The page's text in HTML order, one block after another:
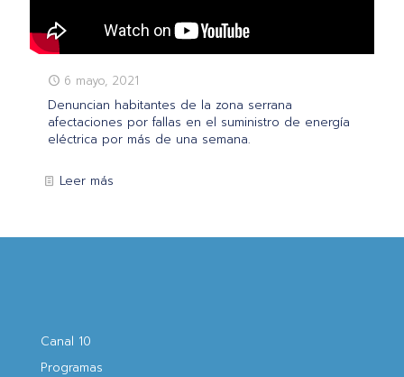
6 mayo, 2021
Denuncian habitantes de la zona serrana
afectaciones por fallas en el suministro de energía
eléctrica por más de una semana.
Leer más
Canal 10
Programas